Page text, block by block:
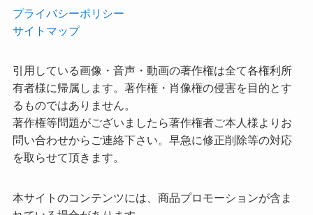
プライバシーポリシー
サイトマップ
引用している画像・音声・動画の著作権は全て各権利所
有者様に帰属します。著作権・肖像権の侵害を目的とす
るものではありません。
著作権等問題がございましたら著作権者ご本人様よりお
問い合わせからご連絡下さい。早急に修正削除等の対応
を取らせて頂きます。
本サイトのコンテンツには、商品プロモーションが含ま